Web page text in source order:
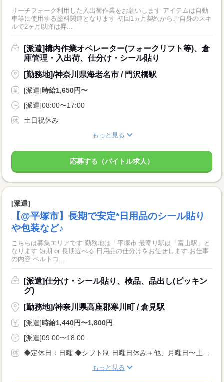
リーチフォーク利用した入出荷作業をお願いします アイテムは自動
車等に使用する塗料関連となります 初回1ヵ月契約からご自身のスキ
ルで2ヶ月以降は昇...
[派遣]構内作業オペレーター(フォークリフト等)、倉
庫管理・入出荷、仕分け・シール貼り
[勤務地]/神奈川県海老名市 / 門沢橋駅
[派遣]時給1,650円〜
[派遣]08:00〜17:00
土日祝休み
もっと見る
応募する（バイトル求人）
[派遣]
【@平塚市】長期で安定*日用品のシール貼り
や包装など♪
こちらは募集エリアです 勤務地は「平塚市 最寄り駅は「富山駅」と
なります 短期 or 長期選べる 日用品の仕分けをお任せします お仕事
の内容 ベルトコ...
[派遣]仕分け・シール貼り、検品、品出し(ピッキン
グ)
[勤務地]/神奈川県高座郡寒川町 / 倉見駅
[派遣]時給1,440円〜1,800円
[派遣]09:00〜18:00
◆定休日：日曜 ◆シフト制 日曜日休み＋他、月曜日〜土曜日で1日休み
もっと見る